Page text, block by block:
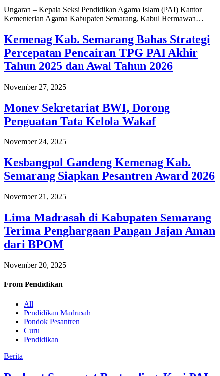
Ungaran – Kepala Seksi Pendidikan Agama Islam (PAI) Kantor
Kementerian Agama Kabupaten Semarang, Kabul Hermawan…
Kemenag Kab. Semarang Bahas Strategi
Percepatan Pencairan TPG PAI Akhir
Tahun 2025 dan Awal Tahun 2026
November 27, 2025
Monev Sekretariat BWI, Dorong
Penguatan Tata Kelola Wakaf
November 24, 2025
Kesbangpol Gandeng Kemenag Kab.
Semarang Siapkan Pesantren Award 2026
November 21, 2025
Lima Madrasah di Kabupaten Semarang
Terima Penghargaan Pangan Jajan Aman
dari BPOM
November 20, 2025
From Pendidikan
All
Pendidikan Madrasah
Pondok Pesantren
Guru
Pendidikan
Berita